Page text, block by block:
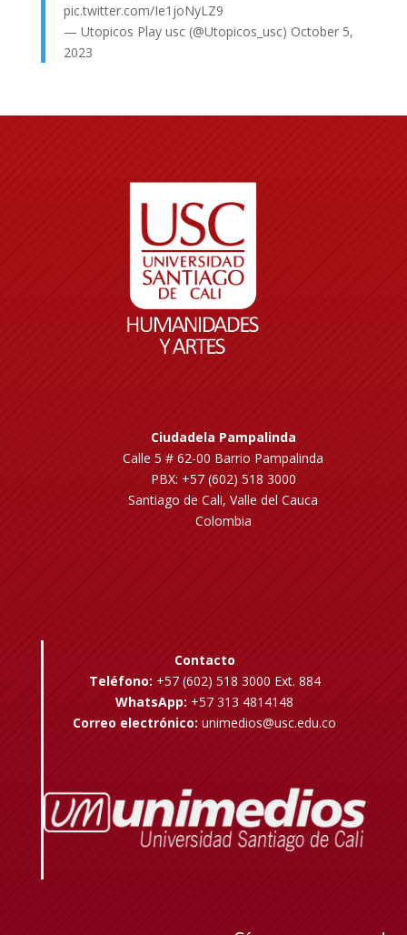
pic.twitter.com/Ie1joNyLZ9
— Utopicos Play usc (@Utopicos_usc) October 5,
2023
Ciudadela Pampalinda
Calle 5 # 62-00 Barrio Pampalinda
PBX: +57 (602) 518 3000
Santiago de Cali, Valle del Cauca
Colombia
Contacto
Teléfono: +57 (602) 518 3000 Ext. 884
WhatsApp: +57 313 4814148
Correo electrónico: unimedios@usc.edu.co